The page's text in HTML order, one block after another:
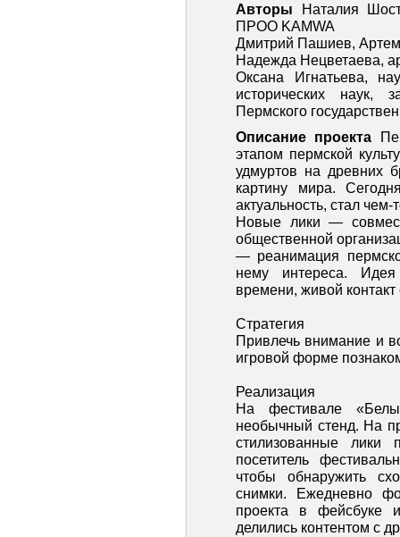
Авторы
Наталия
ПРОО KAMWA
Дмитрий Пашиев,
Надежда Нецветаева,
Оксана Игнатьева,
исторических наук,
Пермского
Описание проекта
этапом пермской
удмуртов на древних
картину мира.
актуальность, стал
Новые лики —
общественной
— реанимация
нему интереса.
времени, живой контакт
Стратегия
Привлечь внимание и
игровой форме
Реализация
На фестивале
необычный стенд. На
стилизованные лики
посетитель
чтобы обнаружить
снимки. Ежедневно
проекта в фейсбуке
делились контентом с